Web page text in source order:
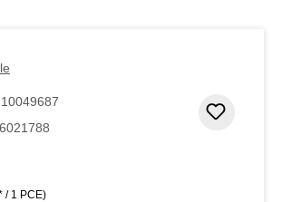
10049687
/ 1 PCE)